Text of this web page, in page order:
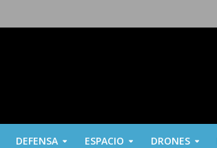
DEFENSA ESPACIO DRONES